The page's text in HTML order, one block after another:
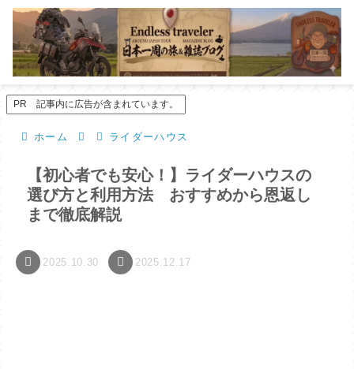
PR 記事内に広告が含まれています。
ホーム ライダーハウス
【初心者でも安心！】ライダーハウスの
選び方と利用方法 おすすめから恩返し
まで徹底解説
2025.10.30 2025.12.17